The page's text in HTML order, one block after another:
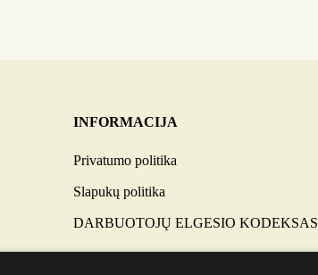
INFORMACIJA
Privatumo politika
Slapukų politika
DARBUOTOJŲ ELGESIO KODEKSAS